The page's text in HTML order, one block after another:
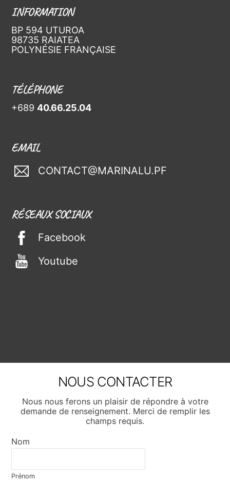
INFORMATION
BP 594 UTUROA
98735 RAIATEA
POLYNÉSIE FRANÇAISE
TÉLÉPHONE
+68940.66.25.04
EMAIL
CONTACT@MARINALU.PF
RÉSEAUX SOCIAUX
Facebook
Youtube
NOUS CONTACTER
Nous nous ferons un plaisir de répondre à votre
demande de renseignement. Merci de remplir les
champs requis.
Nom
Prénom